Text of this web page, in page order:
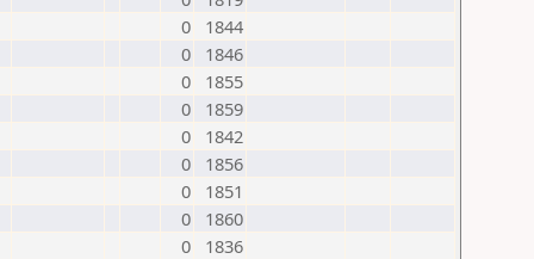
0
1844
0
1846
0
1855
0
1859
0
1842
0
1856
0
1851
0
1860
0
1836